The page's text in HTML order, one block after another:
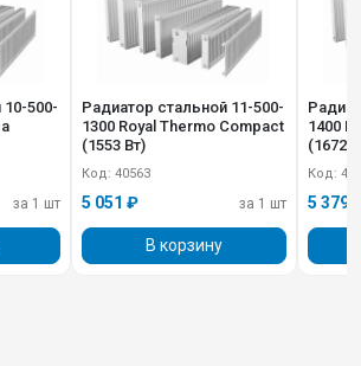
500-
за 1 шт
Радиатор стальной 11-500-
1300 Royal Thermo Compact
(1553 Вт)
Код: 40563
5 051 ₽ за 1 шт
В корзину
1400
(1672
Код:
5 379